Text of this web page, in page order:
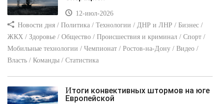
12-июл-2026
Новости дня / Политика / Технологии / ДНР и ЛНР / Бизнес /
ЖКХ / Здоровье / Общество / Происшествия и криминал / Спорт /
Мобильные технологии / Чемпионат / Ростов-на-Дону / Видео /
Власть / Команды / Статистика
Итоги конвективных штормов на юге
Европейской